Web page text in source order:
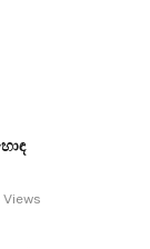
Views